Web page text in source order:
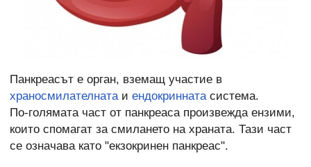
Панкреасът е орган, вземащ участие в
храносмилателната и ендокринната система.
По-голямата част от панкреаса произвежда ензими,
които спомагат за смилането на храната. Тази част
се означава като "екзокринен панкреас".